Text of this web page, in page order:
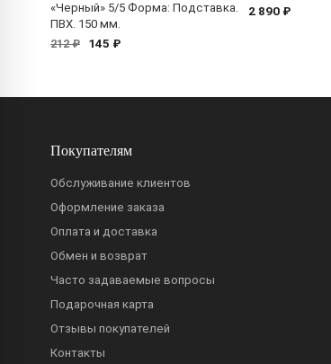
«Черный» 5/5 Форма: Подставка.
ПВХ. 150 мм.
212 ₽
145 ₽
2 890 ₽
Покупателям
Обслуживание клиентов
Оформление заказа
Оплата и доставка
Обмен и возврат
Часто задаваемые вопросы
Подарочная карта
Отзывы покупателей
Контакты